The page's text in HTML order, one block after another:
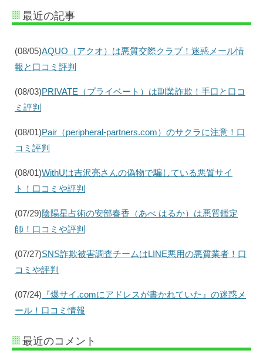
最近の記事
(08/05)AQUO（アクオ）は悪質交際クラブ！迷惑メール情
報と口コミ評判
(08/03)PRIVATE（プライベート）は副業詐欺！手口と口コ
ミ評判
(08/01)Pair（peripheral-partners.com）のサクラに注意！口
コミ評判
(08/01)WithUは吉沢亮さんの偽物で騙している悪質サイ
ト！口コミや評判
(07/29)陰陽星占術の安部春香（あべ はるか）は悪質鑑定
師！口コミや評判
(07/27)SNS詐欺被害調査チームはLINE悪用の悪質業者！口
コミや評判
(07/24) 『爆サイ.comにアドレスが書かれていた』の迷惑メ
ール！口コミ情報
最近のコメント